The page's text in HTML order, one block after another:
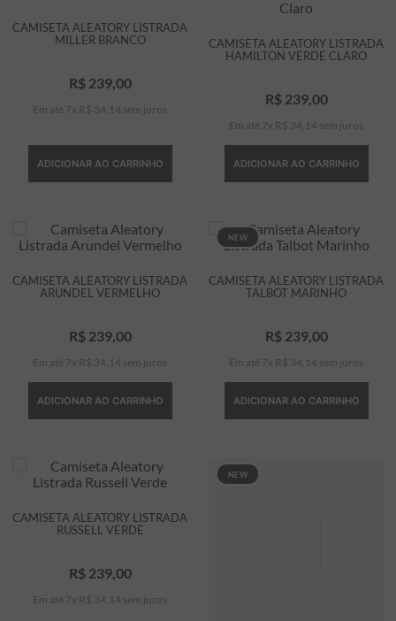
CAMISETA ALEATORY LISTRADA
MILLER BRANCO
R$ 239, 00
Em até 7 x R$ 34 14 sem juros
ADICIONAR AO CARRINHO
CAMISETA ALEATORY LISTRADA
HAMILTON VERDE CLARO
R$ 239, 00
Em até 7 x R$ 34 14 sem juros
ADICIONAR AO CARRINHO
CAMISETA ALEATORY LISTRADA
ARUNDEL VERMELHO
R$ 239, 00
Em até 7 x R$ 34 14 sem juros
ADICIONAR AO CARRINHO
NEW
CAMISETA ALEATORY LISTRADA
TALBOT MARINHO
R$ 239, 00
Em até 7 x R$ 34 14 sem juros
ADICIONAR AO CARRINHO
CAMISETA ALEATORY LISTRADA
RUSSELL VERDE
R$ 239, 00
Em até 7 x R$ 34 14 sem juros
NEW